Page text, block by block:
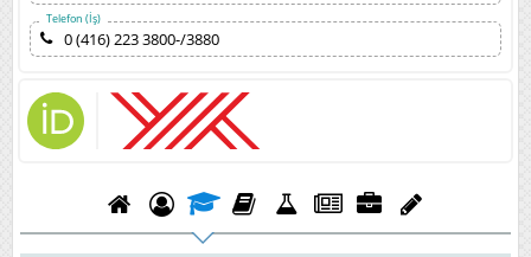
Telefon (İş)
0 (416) 223 3800-/3880